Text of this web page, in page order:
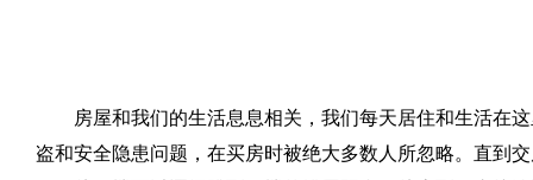
房屋和我们的生活息息相关，我们每天居住和生活在
盗和安全隐患问题，在买房时被绝大多数人所忽略。直到